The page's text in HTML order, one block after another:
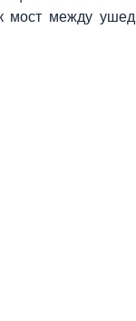
мост между